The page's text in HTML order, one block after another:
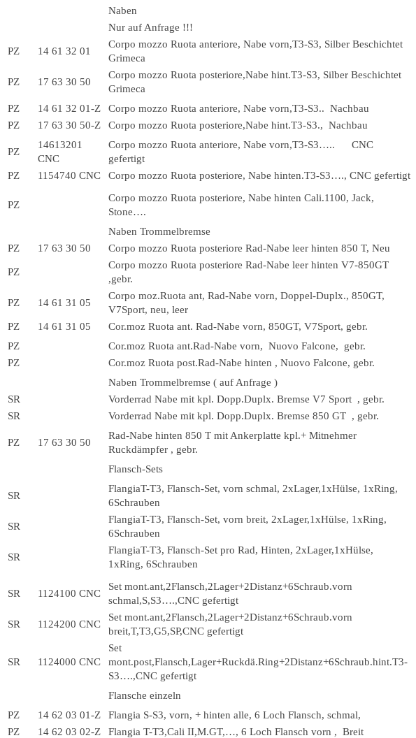
Naben
Nur auf Anfrage !!!
PZ 14 61 32 01
Corpo mozzo Ruota anteriore, Nabe vorn,T3-S3, Silber Beschichtet
Grimeca
PZ 17 63 30 50
Corpo mozzo Ruota posteriore,Nabe hint.T3-S3, Silber Beschichtet
Grimeca
PZ 14 61 32 01-Z Corpo mozzo Ruota anteriore, Nabe vorn,T3-S3.. Nachbau
PZ
17 63 30 50-Z Corpo mozzo Ruota posteriore,Nabe hint.T3-S3., Nachbau
PZ
14613201
CNC
Corpo mozzo Ruota anteriore, Nabe vorn,T3-S3….. CNC
gefertigt
PZ 1154740 CNC Corpo mozzo Ruota posteriore, Nabe hinten.T3-S3…., CNC gefertigt
PZ
Corpo mozzo Ruota posteriore, Nabe hinten Cali.1100, Jack,
Stone….
Naben Trommelbremse
PZ
17 63 30 50 Corpo mozzo Ruota posteriore Rad-Nabe leer hinten 850 T, Neu
PZ
Corpo mozzo Ruota posteriore Rad-Nabe leer hinten V7-850GT
,gebr.
PZ 14 61 31 05
Corpo moz.Ruota ant, Rad-Nabe vorn, Doppel-Duplx., 850GT,
V7Sport, neu, leer
PZ 14 61 31 05
Cor.moz Ruota ant. Rad-Nabe vorn, 850GT, V7Sport, gebr.
PZ
Cor.moz Ruota ant.Rad-Nabe vorn, Nuovo Falcone, gebr.
PZ
Cor.moz Ruota post.Rad-Nabe hinten , Nuovo Falcone, gebr.
Naben Trommelbremse ( auf Anfrage )
SR
Vorderrad Nabe mit kpl. Dopp.Duplx. Bremse V7 Sport , gebr.
SR
Vorderrad Nabe mit kpl. Dopp.Duplx. Bremse 850 GT , gebr.
PZ 17 63 30 50
Rad-Nabe hinten 850 T mit Ankerplatte kpl.+ Mitnehmer
Ruckdämpfer , gebr.
Flansch-Sets
SR
FlangiaT-T3, Flansch-Set, vorn schmal, 2xLager,1xHülse, 1xRing,
6Schrauben
SR
FlangiaT-T3, Flansch-Set, vorn breit, 2xLager,1xHülse, 1xRing,
6Schrauben
SR
FlangiaT-T3, Flansch-Set pro Rad, Hinten, 2xLager,1xHülse,
1xRing, 6Schrauben
SR 1124100 CNC
Set mont.ant,2Flansch,2Lager+2Distanz+6Schraub.vorn
schmal,S,S3….,CNC gefertigt
SR 1124200 CNC
Set mont.ant,2Flansch,2Lager+2Distanz+6Schraub.vorn
breit,T,T3,G5,SP,CNC gefertigt
SR 1124000 CNC
Set
mont.post,Flansch,Lager+Ruckdä.Ring+2Distanz+6Schraub.hint.T3-
S3….,CNC gefertigt
Flansche einzeln
PZ
14 62 03 01-Z Flangia S-S3, vorn, + hinten alle, 6 Loch Flansch, schmal,
PZ
14 62 03 02-Z Flangia T-T3,Cali II,M.GT,…, 6 Loch Flansch vorn , Breit